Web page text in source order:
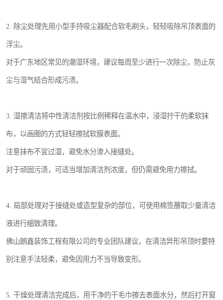
2. 除尘处理先用小型手持吸尘器配合软毛刷头，轻轻吸除吊顶表面的
浮尘。
对于广东地区常见的潮湿环境，建议每周至少进行一次除尘，防止灰
尘与湿气结合形成污渍。
3. 湿擦清洁将中性清洁剂按比例稀释在温水中，浸湿拧干的柔软抹
布，以画圈的方式轻轻擦拭软膜表面。
注意抹布不宜过湿，避免水分渗入接缝处。
对于顽固污渍，可适当增加清洁剂浓度，但仍需避免用力擦拭。
4. 局部处理对于接缝处或造型复杂的部位，可使用棉签蘸取少量清洁
液进行细致清理。
佛山朗鑫装饰工程有限公司的专业团队建议，在清洁异形吊顶时要特
别注意手法轻柔，避免因用力不当导致变形。
5. 干燥处理清洁完成后，用干净的干毛巾擦去表面水分，然后打开窗